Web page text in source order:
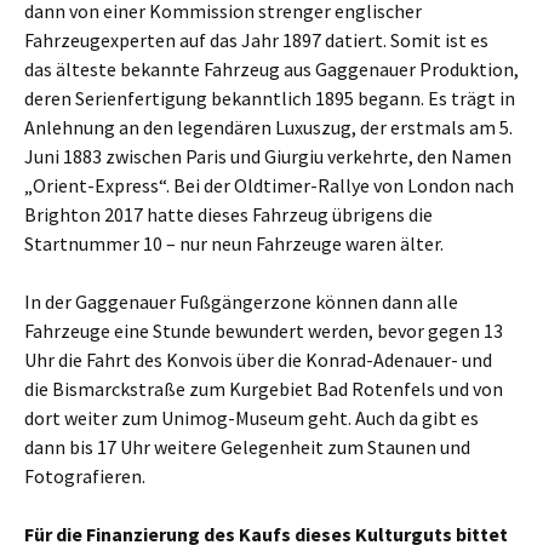
dann von einer Kommission strenger englischer
Fahrzeugexperten auf das Jahr 1897 datiert. Somit ist es
das älteste bekannte Fahrzeug aus Gaggenauer Produktion,
deren Serienfertigung bekanntlich 1895 begann. Es trägt in
Anlehnung an den legendären Luxuszug, der erstmals am 5.
Juni 1883 zwischen Paris und Giurgiu verkehrte, den Namen
„Orient-Express“. Bei der Oldtimer-Rallye von London nach
Brighton 2017 hatte dieses Fahrzeug übrigens die
Startnummer 10 – nur neun Fahrzeuge waren älter.
In der Gaggenauer Fußgängerzone können dann alle
Fahrzeuge eine Stunde bewundert werden, bevor gegen 13
Uhr die Fahrt des Konvois über die Konrad-Adenauer- und
die Bismarckstraße zum Kurgebiet Bad Rotenfels und von
dort weiter zum Unimog-Museum geht. Auch da gibt es
dann bis 17 Uhr weitere Gelegenheit zum Staunen und
Fotografieren.
Für die Finanzierung des Kaufs dieses Kulturguts bittet